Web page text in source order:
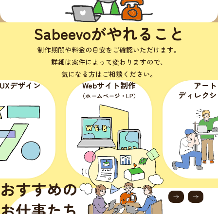
Sabeevoがやれること
制作期間や料金の目安をご確認いただけます。
詳細は案件によって変わりますので、
気になる方はご相談ください。
Webサイト制作
（ホームページ・LP）
アート
ディレクション
（媒
おすすめの